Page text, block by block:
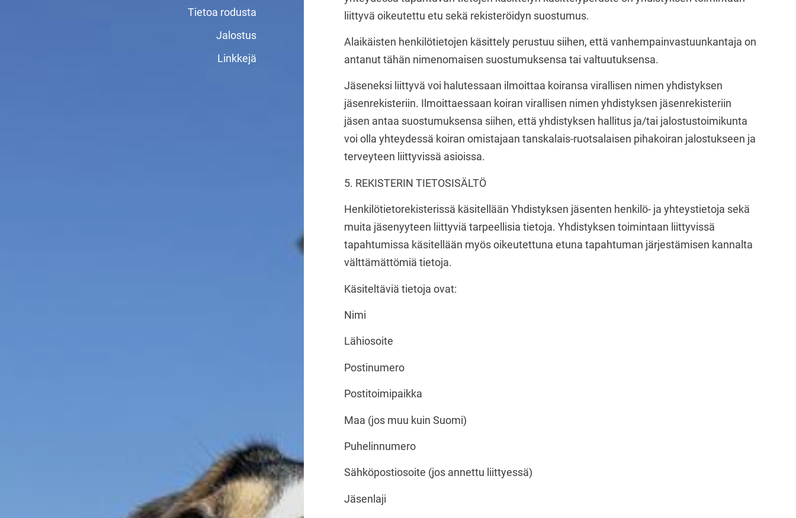
Tietoa rodusta
Jalostus
Linkkejä
liittyvä oikeutettu etu sekä rekisteröidyn suostumus.
Alaikäisten henkilötietojen käsittely perustuu siihen, että vanhempainvastuunkantaja on
antanut tähän nimenomaisen suostumuksensa tai valtuutuksensa.
Jäseneksi liittyvä voi halutessaan ilmoittaa koiransa virallisen nimen yhdistyksen
jäsenrekisteriin. Ilmoittaessaan koiran virallisen nimen yhdistyksen jäsenrekisteriin
jäsen antaa suostumuksensa siihen, että yhdistyksen hallitus ja/tai jalostustoimikunta
voi olla yhteydessä koiran omistajaan tanskalais-ruotsalaisen pihakoiran jalostukseen ja
terveyteen liittyvissä asioissa.
5. REKISTERIN TIETOSISÄLTÖ
Henkilötietorekisterissä käsitellään Yhdistyksen jäsenten henkilö- ja yhteystietoja sekä
muita jäsenyyteen liittyviä tarpeellisia tietoja. Yhdistyksen toimintaan liittyvissä
tapahtumissa käsitellään myös oikeutettuna etuna tapahtuman järjestämisen kannalta
välttämättömiä tietoja.
Käsiteltäviä tietoja ovat:
Nimi
Lähiosoite
Postinumero
Postitoimipaikka
Maa (jos muu kuin Suomi)
Puhelinnumero
Sähköpostiosoite (jos annettu liittyessä)
Jäsenlaji